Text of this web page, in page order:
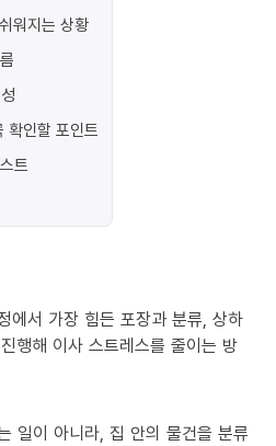
워지는 상황
확인할 포인트
트
에서 가장 힘든 포장과 분류, 상하
행해 이사 스트레스를 줄이는 방
일이 아니라, 집 안의 물건을 분류